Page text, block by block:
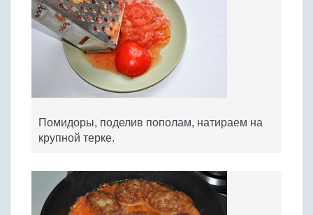
Помидоры, поделив пополам, натираем на
крупной терке.